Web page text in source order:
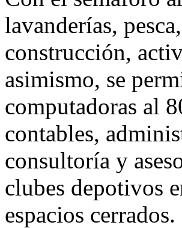
lavanderías,
construcción,
asimismo, se
computadoras al
contables,
consultoría y
clubes depotivos
espacios cerrados.